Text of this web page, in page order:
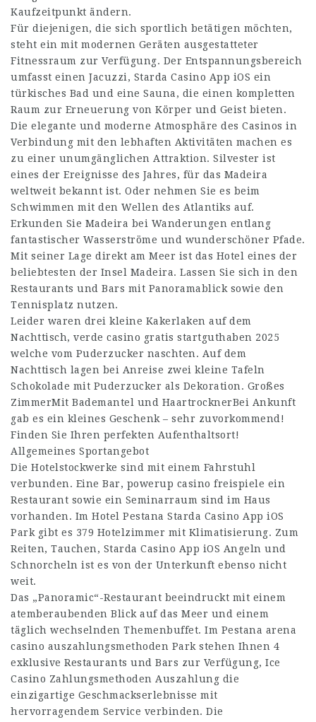
Kaufzeitpunkt ändern.
Für diejenigen, die sich sportlich betätigen möchten,
steht ein mit modernen Geräten ausgestatteter
Fitnessraum zur Verfügung. Der Entspannungsbereich
umfasst einen Jacuzzi, Starda Casino App iOS ein
türkisches Bad und eine Sauna, die einen kompletten
Raum zur Erneuerung von Körper und Geist bieten.
Die elegante und moderne Atmosphäre des Casinos in
Verbindung mit den lebhaften Aktivitäten machen es
zu einer unumgänglichen Attraktion. Silvester ist
eines der Ereignisse des Jahres, für das Madeira
weltweit bekannt ist. Oder nehmen Sie es beim
Schwimmen mit den Wellen des Atlantiks auf.
Erkunden Sie Madeira bei Wanderungen entlang
fantastischer Wasserströme und wunderschöner Pfade.
Mit seiner Lage direkt am Meer ist das Hotel eines der
beliebtesten der Insel Madeira. Lassen Sie sich in den
Restaurants und Bars mit Panoramablick sowie den
Tennisplatz nutzen.
Leider waren drei kleine Kakerlaken auf dem
Nachttisch, verde casino gratis startguthaben 2025
welche vom Puderzucker naschten. Auf dem
Nachttisch lagen bei Anreise zwei kleine Tafeln
Schokolade mit Puderzucker als Dekoration. Großes
ZimmerMit Bademantel und HaartrocknerBei Ankunft
gab es ein kleines Geschenk – sehr zuvorkommend!
Finden Sie Ihren perfekten Aufenthaltsort!
Allgemeines Sportangebot
Die Hotelstockwerke sind mit einem Fahrstuhl
verbunden. Eine Bar, powerup casino freispiele ein
Restaurant sowie ein Seminarraum sind im Haus
vorhanden. Im Hotel Pestana Starda Casino App iOS
Park gibt es 379 Hotelzimmer mit Klimatisierung. Zum
Reiten, Tauchen, Starda Casino App iOS Angeln und
Schnorcheln ist es von der Unterkunft ebenso nicht
weit.
Das „Panoramic“-Restaurant beeindruckt mit einem
atemberaubenden Blick auf das Meer und einem
täglich wechselnden Themenbuffet. Im Pestana arena
casino auszahlungsmethoden Park stehen Ihnen 4
exklusive Restaurants und Bars zur Verfügung, Ice
Casino Zahlungsmethoden Auszahlung die
einzigartige Geschmackserlebnisse mit
hervorragendem Service verbinden. Die